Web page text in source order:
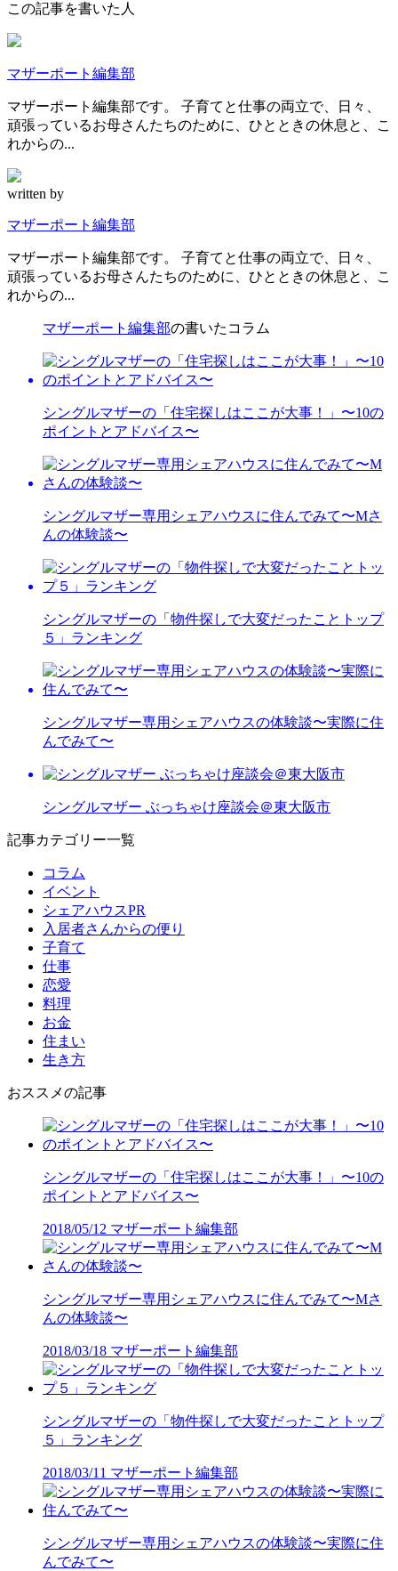
この記事を書いた人
マザーポート編集部
マザーポート編集部です。 子育てと仕事の両立で、日々、
頑張っているお母さんたちのために、ひとときの休息と、こ
れからの...
written by
マザーポート編集部
マザーポート編集部です。 子育てと仕事の両立で、日々、
頑張っているお母さんたちのために、ひとときの休息と、こ
れからの...
マザーポート編集部の書いたコラム
シングルマザーの「住宅探しはここが大事！」〜10の
ポイントとアドバイス〜
シングルマザー専用シェアハウスに住んでみて〜Mさ
んの体験談〜
シングルマザーの「物件探しで大変だったことトップ
５」ランキング
シングルマザー専用シェアハウスの体験談〜実際に住
んでみて〜
シングルマザー ぶっちゃけ座談会＠東大阪市
記事カテゴリー一覧
コラム
イベント
シェアハウスPR
入居者さんからの便り
子育て
仕事
恋愛
料理
お金
住まい
生き方
おススメの記事
シングルマザーの「住宅探しはここが大事！」〜10の
ポイントとアドバイス〜
2018/05/12 マザーポート編集部
シングルマザー専用シェアハウスに住んでみて〜Mさ
んの体験談〜
2018/03/18 マザーポート編集部
シングルマザーの「物件探しで大変だったことトップ
５」ランキング
2018/03/11 マザーポート編集部
シングルマザー専用シェアハウスの体験談〜実際に住
んでみて〜